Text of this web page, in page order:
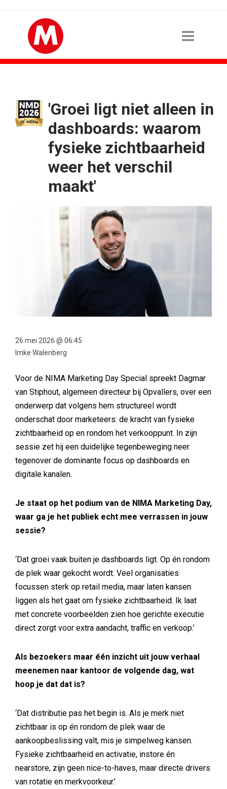
'Groei ligt niet alleen in
dashboards: waarom
fysieke zichtbaarheid
weer het verschil
maakt'
26 mei 2026 @ 06:45
Imke Walenberg
Voor de NIMA Marketing Day Special spreekt Dagmar
van Stiphout, algemeen directeur bij Opvallers, over een
onderwerp dat volgens hem structureel wordt
onderschat door marketeers: de kracht van fysieke
zichtbaarheid op en rondom het verkooppunt. In zijn
sessie zet hij een duidelijke tegenbeweging neer
tegenover de dominante focus op dashboards en
digitale kanalen.
Je staat op het podium van de NIMA Marketing Day,
waar ga je het publiek echt mee verrassen in jouw
sessie?
‘Dat groei vaak buiten je dashboards ligt. Op én rondom
de plek waar gekocht wordt. Veel organisaties
focussen sterk op retail media, maar laten kansen
liggen als het gaat om fysieke zichtbaarheid. Ik laat
met concrete voorbeelden zien hoe gerichte executie
direct zorgt voor extra aandacht, traffic en verkoop.’
Als bezoekers maar één inzicht uit jouw verhaal
meenemen naar kantoor de volgende dag, wat
hoop je dat dat is?
‘Dat distributie pas het begin is. Als je merk niet
zichtbaar is op én rondom de plek waar de
aankoopbeslissing valt, mis je simpelweg kansen.
Fysieke zichtbaarheid en activatie, instore én
nearstore, zijn geen nice-to-haves, maar directe drivers
van rotatie en merkvoorkeur.’